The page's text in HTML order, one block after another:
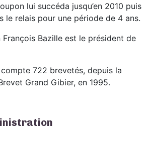
lui succéda jusqu’en 2010 puis
le relais pour une période de 4 ans.
François Bazille est le président de
722 brevetés, depuis la
Grand Gibier, en 1995.